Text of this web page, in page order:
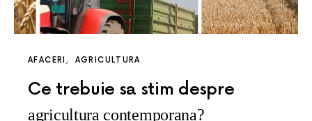
AFACERI AGRICULTURA
Ce trebuie sa stim despre
agricultura contemporana?